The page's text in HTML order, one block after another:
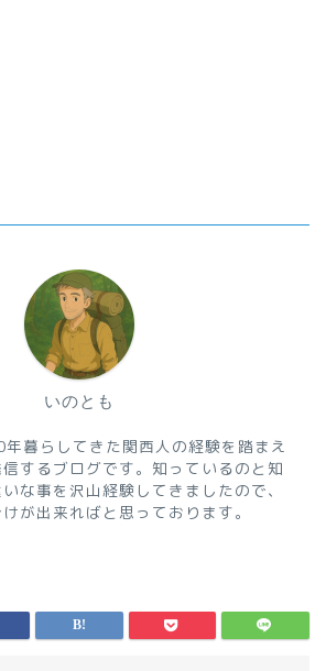
いのとも
暮らしてきた関西人の経験を踏まえ
するブログです。知っているのと知
な事を沢山経験してきましたので、
が出来ればと思っております。